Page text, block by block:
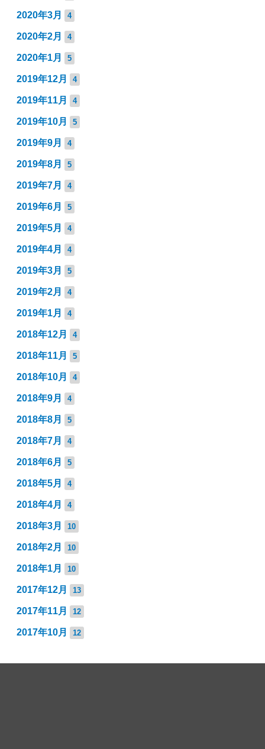
2020年3月 4
2020年2月 4
2020年1月 5
2019年12月 4
2019年11月 4
2019年10月 5
2019年9月 4
2019年8月 5
2019年7月 4
2019年6月 5
2019年5月 4
2019年4月 4
2019年3月 5
2019年2月 4
2019年1月 4
2018年12月 4
2018年11月 5
2018年10月 4
2018年9月 4
2018年8月 5
2018年7月 4
2018年6月 5
2018年5月 4
2018年4月 4
2018年3月 10
2018年2月 10
2018年1月 10
2017年12月 13
2017年11月 12
2017年10月 12